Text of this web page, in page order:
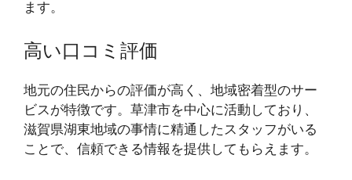
ます。
高い口コミ評価
地元の住民からの評価が高く、地域密着型のサー
ビスが特徴です。草津市を中心に活動しており、
滋賀県湖東地域の事情に精通したスタッフがいる
ことで、信頼できる情報を提供してもらえます。